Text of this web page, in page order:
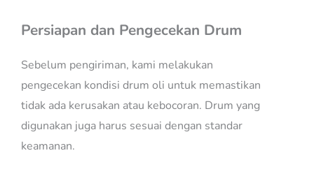
Persiapan dan Pengecekan Drum
Sebelum pengiriman, kami melakukan
pengecekan kondisi drum oli untuk memastikan
tidak ada kerusakan atau kebocoran. Drum yang
digunakan juga harus sesuai dengan standar
keamanan.